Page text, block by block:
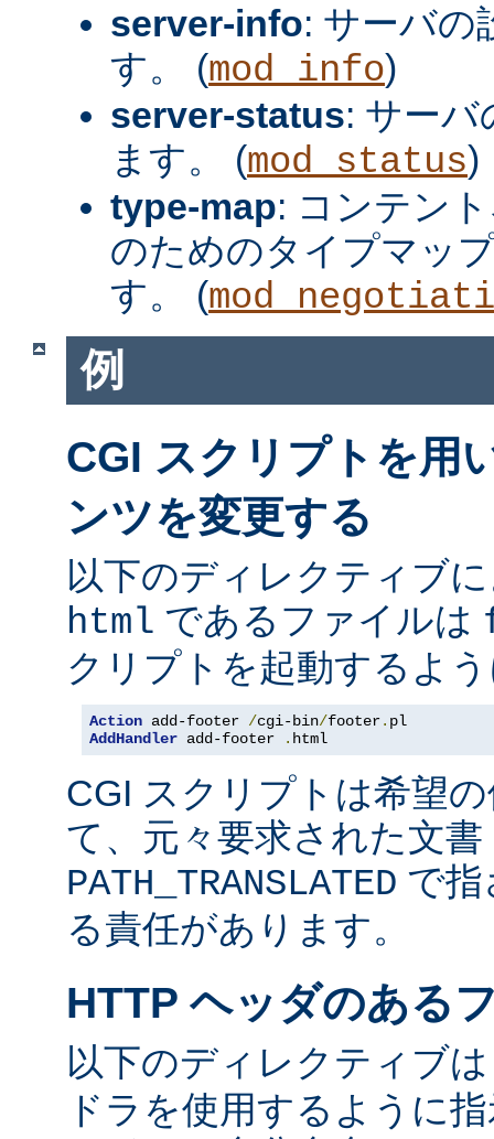
server-info: サーバの
す。 (mod_info)
server-status: サーバ
ます。 (mod_status)
type-map: コンテン
のためのタイプマッ
す。 (
例
CGI スクリプトを用
ンツを変更する
以下のディレクティブ
html であるファイルは
クリプトを起動するよ
Action add-footer /cgi-bin/footer.
AddHandler add-footer . html
CGI スクリプトは希望
て、元々要求された文書
PATH_TRANSLATED で指
る責任があります。
HTTP ヘッダのある
以下のディレクティブ
ドラを使用するように